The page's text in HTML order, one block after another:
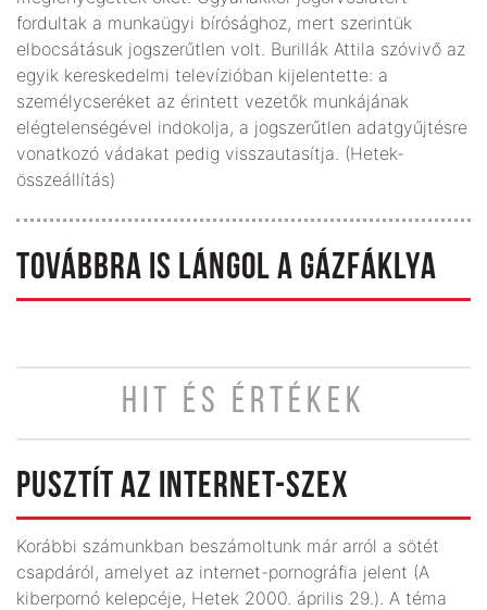
fordultak a munkaügyi bírósághoz, mert szerintük
elbocsátásuk jogszerűtlen volt. Burillák Attila szóvivő az
egyik kereskedelmi televízióban kijelentette: a
személycseréket az érintett vezetők munkájának
elégtelenségével indokolja, a jogszerűtlen adatgyűjtésre
vonatkozó vádakat pedig visszautasítja. (Hetek-
összeállítás)
TOVÁBBRA IS LÁNGOL A GÁZFÁKLYA
HIT ÉS ÉRTÉKEK
PUSZTÍT AZ INTERNET-SZEX
Korábbi számunkban beszámoltunk már arról a sötét
csapdáról, amelyet az internet-pornográfia jelent (A
kiberpornó kelepcéje, Hetek 2000. április 29.). A téma